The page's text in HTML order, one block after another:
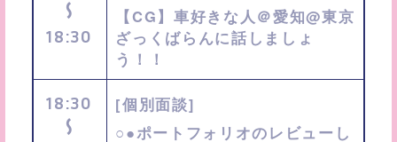
〜
18:30
【CG】車好きな人＠愛知@東京
ざっくばらんに話しましょ
う！！
18:30
〜
[個別面談]
○●ポートフォリオのレビューし